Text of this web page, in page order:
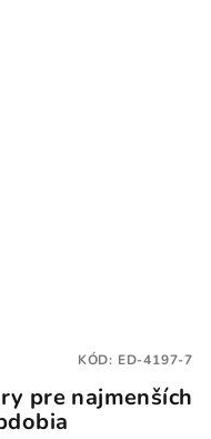
pre najmenších
KÓD: ED-4197-7